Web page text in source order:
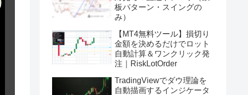
板パターン・スイングの
み）
【MT4無料ツール】損切り
金額を決めるだけでロット
自動計算＆ワンクリック発
注｜RiskLotOrder
TradingViewでダウ理論を
自動描画するインジケータ